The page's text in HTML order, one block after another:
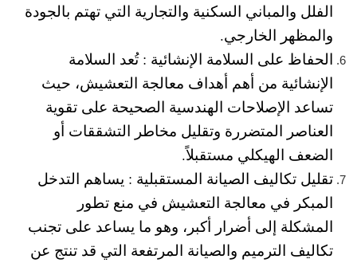
الفلل والمباني السكنية والتجارية التي تهتم بالجودة
والمظهر الخارجي.
الحفاظ على السلامة الإنشائية :تُعد السلامة
الإنشائية من أهم أهداف معالجة التعشيش، حيث
تساعد الإصلاحات الهندسية الصحيحة على تقوية
العناصر المتضررة وتقليل مخاطر التشققات أو
الضعف الهيكلي مستقبلاً.
تقليل تكاليف الصيانة المستقبلية : يساهم التدخل
المبكر في معالجة التعشيش في منع تطور
المشكلة إلى أضرار أكبر، وهو ما يساعد على تجنب
تكاليف الترميم والصيانة المرتفعة التي قد تنتج عن